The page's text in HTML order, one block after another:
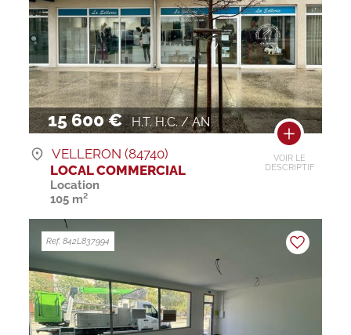
15 600 € H.T. H.C. / AN
VOIR LE
DESCRIPTIF
VELLERON (84740)
LOCAL COMMERCIAL
Location
105 m²
Ref. 842L837994